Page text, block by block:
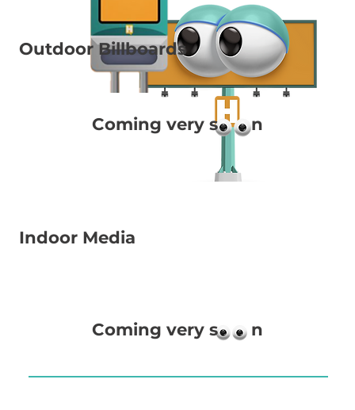
Coming very s n
Outdoor Billboards
Coming very s n
Indoor Media